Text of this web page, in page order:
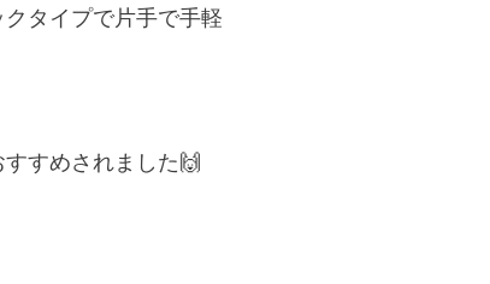
タイプで片手で手軽
すめされました🙌